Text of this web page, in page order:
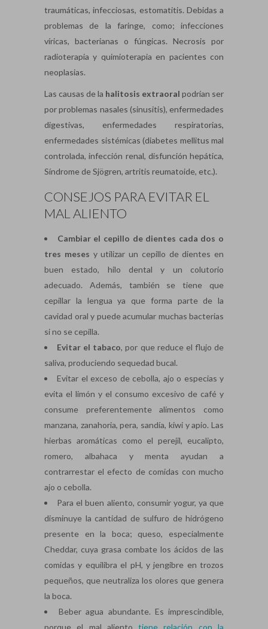
traumáticas, infecciosas, estomatitis. Debidas a
problemas de la faringe, como; infecciones
víricas, bacterianas o fúngicas. Necrosis por
radioterapia y quimioterapia en pacientes con
neoplasias.
Las causas de la halitosis extraoral podrían ser
por problemas nasales (sinusitis), enfermedades
digestivas, enfermedades respiratorias,
enfermedades sistémicas (diabetes mellitus mal
controlada, infección renal, disfunción hepática,
Síndrome de Sjögren, artritis reumatoide, etc.).
CONSEJOS PARA EVITAR EL
MAL ALIENTO
Cambiar el cepillo de dientes cada dos o
tres meses y utilizar un cepillo de dientes en
buen estado, hilo dental y un colutorio
adecuado. Además, también se tiene que
cepillar la lengua ya que forma parte de la
cavidad oral y puede acumular muchas bacterias
si no se cepilla.
Evitar el tabaco, por que reduce el flujo de
saliva, produciendo sequedad bucal.
Evitar el exceso de cebolla, ajo o especias y
evita el limón y el consumo excesivo de café y
consume preferentemente alimentos como
manzana, zanahoria, pera, sandía, kiwi y apio. Las
hierbas aromáticas como el perejil, eucalipto,
romero, albahaca y menta ayudan a
contrarrestar el efecto de comidas con mucho
ajo o cebolla.
Para el buen aliento, consumir yogur, ya que
disminuye la cantidad de sulfuro de hidrógeno
presente en la boca; queso, especialmente
Cheddar, cuya grasa combate los ácidos de las
comidas y equilibra el pH, y jengibre en trozos
pequeños, que neutraliza los olores que genera
la boca.
Beber agua abundante. Es imprescindible,
porque el mal alientotiene relación con la